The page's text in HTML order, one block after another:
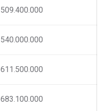
509.400.000
540.000.000
611.500.000
683.100.000